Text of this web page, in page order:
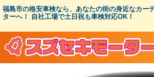
コ
ン
ツ
福島市の格安車検なら、あなたの街の身近なカー
ターへ！ 自社工場で土日祝も車検対応OK！